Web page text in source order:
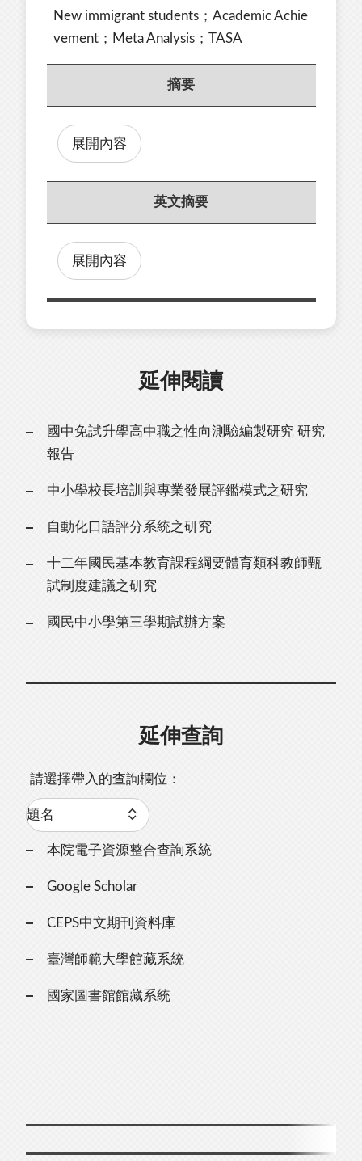
New immigrant students；Academic Achie
vement；Meta Analysis；TASA
摘要
展開內容
英文摘要
展開內容
延伸閱讀
國中免試升學高中職之性向測驗編製研究 研究
報告
中小學校長培訓與專業發展評鑑模式之研究
自動化口語評分系統之研究
十二年國民基本教育課程綱要體育類科教師甄
試制度建議之研究
國民中小學第三學期試辦方案
延伸查詢
請選擇帶入的查詢欄位：
本院電子資源整合查詢系統
Google Scholar
CEPS中文期刊資料庫
臺灣師範大學館藏系統
國家圖書館館藏系統